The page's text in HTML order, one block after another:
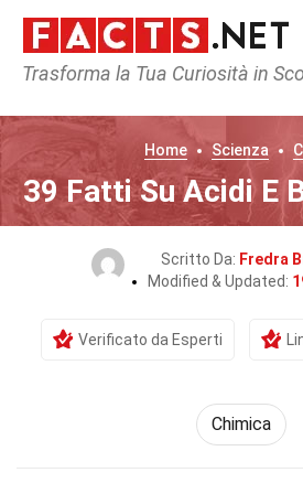
Trasforma la Tua Curiosità in
Home Scienza
39 Fatti Su Acidi E
Scritto Da: Fredra
Modified & Updated:
Verificato da Esperti
Chimica